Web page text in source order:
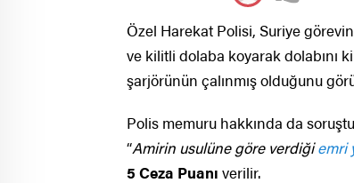
Özel Harekat Polisi, Suriye
ve kilitli dolaba koyarak dolabını
şarjörünün çalınmış olduğunu
Polis memuru hakkında da
“Amirin usulüne göre verdiğiemri
5 Ceza Puanı verilir.